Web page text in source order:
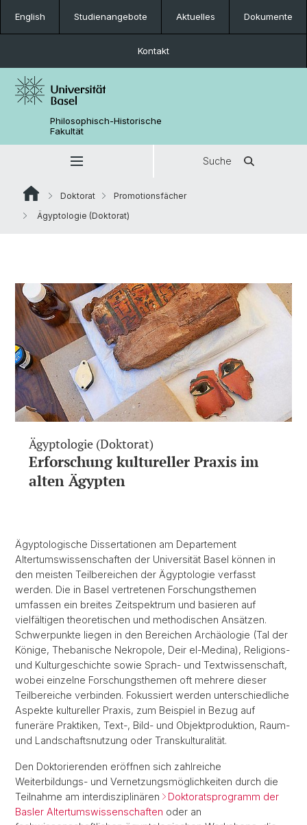
English Studienangebote Aktuelles Dokumente
Kontakt
Philosophisch-Historische
Fakultät
Suche
Doktorat
Promotionsfächer
Ägyptologie (Doktorat)
Ägyptologie (Doktorat)
Erforschung kultureller Praxis im
alten Ägypten
Ägyptologische Dissertationen am Departement
Altertumswissenschaften der Universität Basel können in
den meisten Teilbereichen der Ägyptologie verfasst
werden. Die in Basel vertretenen Forschungsthemen
umfassen ein breites Zeitspektrum und basieren auf
vielfältigen theoretischen und methodischen Ansätzen.
Schwerpunkte liegen in den Bereichen Archäologie (Tal der
Könige, Thebanische Nekropole, Deir el-Medina), Religions-
und Kulturgeschichte sowie Sprach- und Textwissenschaft,
wobei einzelne Forschungsthemen oft mehrere dieser
Teilbereiche verbinden. Fokussiert werden unterschiedliche
Aspekte kultureller Praxis, zum Beispiel in Bezug auf
funeräre Praktiken, Text-, Bild- und Objektproduktion, Raum-
und Landschaftsnutzung oder Transkulturalität.
Den Doktorierenden eröffnen sich zahlreiche
Weiterbildungs- und Vernetzungsmöglichkeiten durch die
Teilnahme am interdisziplinären
Doktoratsprogramm der
Basler Altertumswissenschaften oder an